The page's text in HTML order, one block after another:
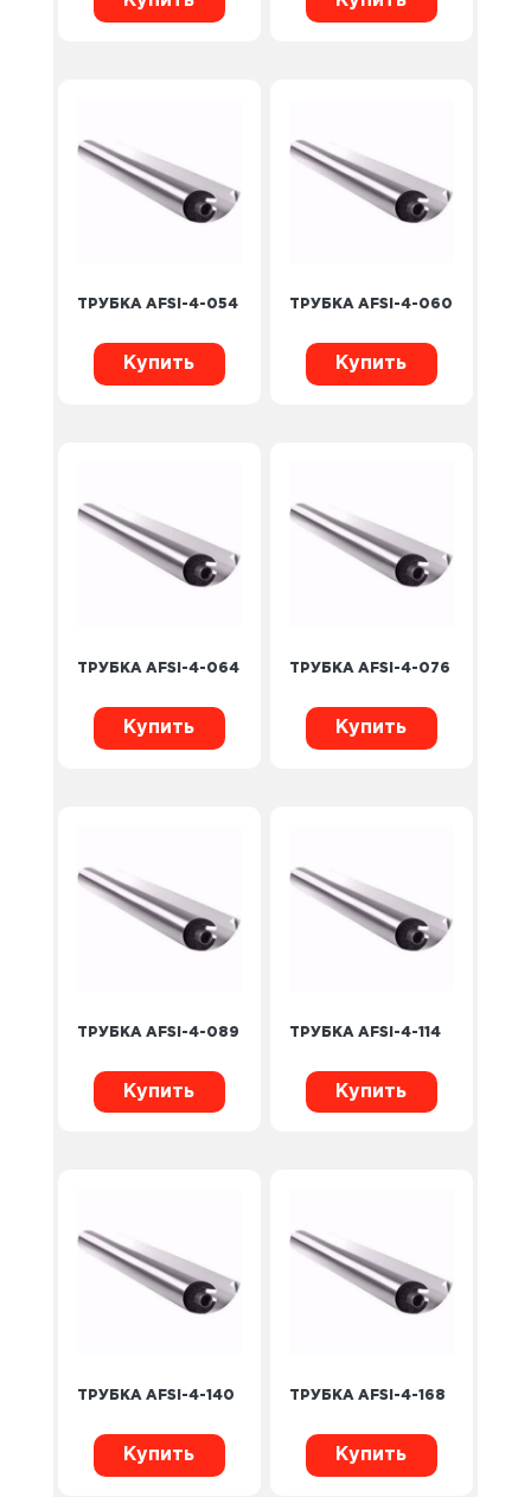
ТРУБКА AFSI-4-054
Купить
ТРУБКА AFSI-4-060
Купить
ТРУБКА AFSI-4-064
Купить
ТРУБКА AFSI-4-076
Купить
ТРУБКА AFSI-4-089
Купить
ТРУБКА AFSI-4-114
Купить
ТРУБКА AFSI-4-140
Купить
ТРУБКА AFSI-4-168
Купить